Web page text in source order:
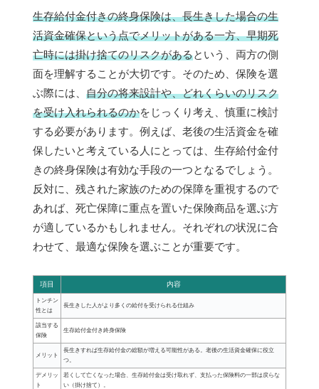
生存給付金付きの終身保険は、長生きした場合の生
活資金確保という点でメリットがある一方、早期死
亡時には掛け捨てのリスクがあるという、両方の側
面を理解することが大切です。そのため、保険を選
ぶ際には、 自分の将来設計や、どれくらいのリスク
を受け入れられるのかをじっくり考え、慎重に検討
する必要があります。例えば、老後の生活資金を確
保したいと考えている人にとっては、生存給付金付
きの終身保険は有効な手段の一つとなるでしょう。
反対に、残された家族のための保障を重視するので
あれば、死亡保障に重点を置いた保険商品を選ぶ方
が適しているかもしれません。それぞれの状況に合
わせて、最適な保険を選ぶことが重要です。
項目 内容
トンチン
性とは
長生きした人がより多くの給付を受けられる仕組み
該当する
保険
生存給付金付き終身保険
メリット
長生きすれば生存給付金の総額が増える可能性がある。老後の生活資金確保に役立
つ。
デメリッ
ト
若くして亡くなった場合、生存給付金は受け取れず、支払った保険料の一部は戻らな
い（掛け捨て）。